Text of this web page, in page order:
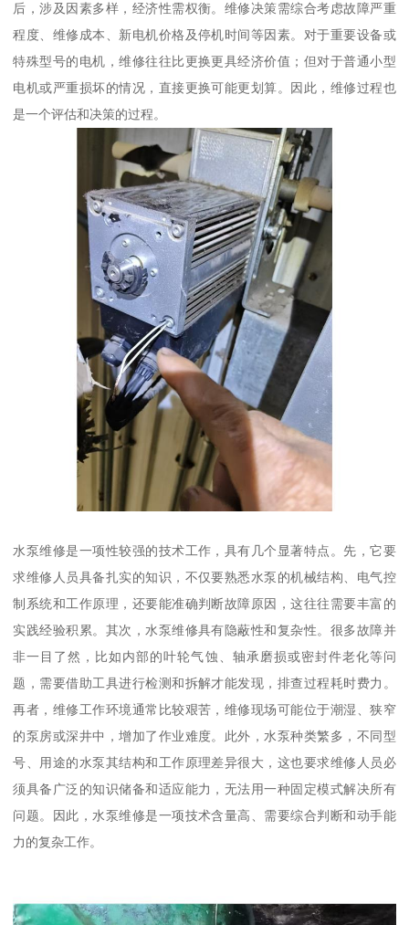
后，涉及因素多样，经济性需权衡。维修决策需综合考虑故障严重
程度、维修成本、新电机价格及停机时间等因素。对于重要设备或
特殊型号的电机，维修往往比更换更具经济价值；但对于普通小型
电机或严重损坏的情况，直接更换可能更划算。因此，维修过程也
是一个评估和决策的过程。
水泵维修是一项性较强的技术工作，具有几个显著特点。先，它要
求维修人员具备扎实的知识，不仅要熟悉水泵的机械结构、电气控
制系统和工作原理，还要能准确判断故障原因，这往往需要丰富的
实践经验积累。其次，水泵维修具有隐蔽性和复杂性。很多故障并
非一目了然，比如内部的叶轮气蚀、轴承磨损或密封件老化等问
题，需要借助工具进行检测和拆解才能发现，排查过程耗时费力。
再者，维修工作环境通常比较艰苦，维修现场可能位于潮湿、狭窄
的泵房或深井中，增加了作业难度。此外，水泵种类繁多，不同型
号、用途的水泵其结构和工作原理差异很大，这也要求维修人员必
须具备广泛的知识储备和适应能力，无法用一种固定模式解决所有
问题。因此，水泵维修是一项技术含量高、需要综合判断和动手能
力的复杂工作。